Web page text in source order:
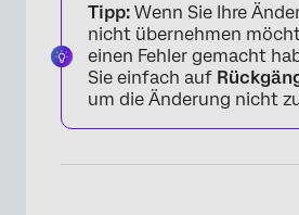
Tipp: Wenn Sie Ihre
nicht übernehmen
einen Fehler gemacht
Sie einfach auf
um die Änderung nicht